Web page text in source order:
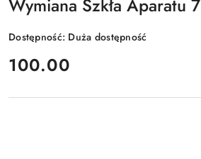
Wymiana Szkła Aparatu 7
Dostępność: Duża dostępność
cena:
100.00